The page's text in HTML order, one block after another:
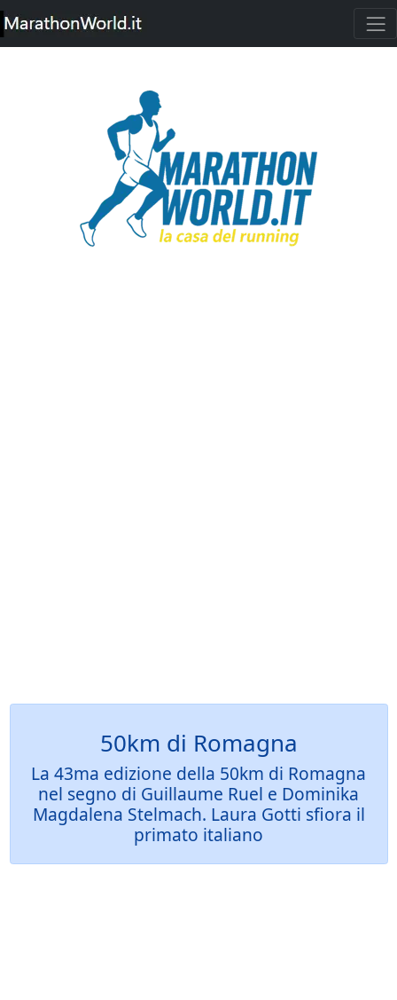
50km di Romagna
La 43ma edizione della 50km di Romagna
nel segno di Guillaume Ruel e Dominika
Magdalena Stelmach. Laura Gotti sfiora il
primato italiano